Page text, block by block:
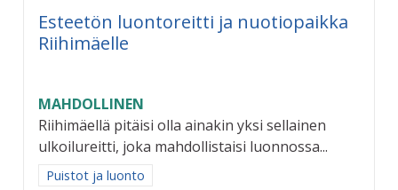
Esteetön luontoreitti ja nuotiopaikka
Riihimäelle
MAHDOLLINEN
Riihimäellä pitäisi olla ainakin yksi sellainen
ulkoilureitti, joka mahdollistaisi luonnossa...
Rajaa tulokset aihepiirin mukaan: Puistot ja luonto
Puistot ja luonto